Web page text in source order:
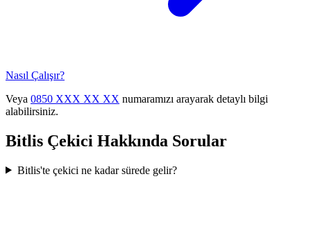
Nasıl Çalışır?
Veya 0850 XXX XX XX numaramızı arayarak detaylı bilgi
alabilirsiniz.
Bitlis Çekici Hakkında Sorular
Bitlis'te çekici ne kadar sürede gelir?